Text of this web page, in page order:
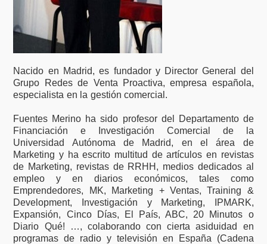
Nacido en Madrid, es fundador y Director General del
Grupo Redes de Venta Proactiva, empresa española,
especialista en la gestión comercial.
Fuentes Merino ha sido profesor del Departamento de
Financiación e Investigación Comercial de la
Universidad Autónoma de Madrid, en el área de
Marketing y ha escrito multitud de artículos en revistas
de Marketing, revistas de RRHH, medios dedicados al
empleo y en diarios económicos, tales como
Emprendedores, MK, Marketing + Ventas, Training &
Development, Investigación y Marketing, IPMARK,
Expansión, Cinco Días, El País, ABC, 20 Minutos o
Diario Qué! …, colaborando con cierta asiduidad en
programas de radio y televisión en España (Cadena